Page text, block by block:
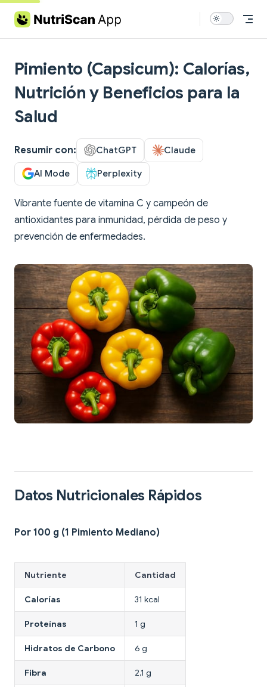
Skip to content
Pimiento (Capsicum): Calorías,
Nutrición y Beneficios para la
Salud
Resumir con: ChatGPT Claude
AI Mode Perplexity
Vibrante fuente de vitamina C y campeón de
antioxidantes para inmunidad, pérdida de peso y
prevención de enfermedades.
Datos Nutricionales Rápidos
Por 100 g (1 Pimiento Mediano)
Nutriente Cantidad
Calorías 31 kcal
Proteínas 1 g
Hidratos de Carbono 6 g
Fibra 2,1 g